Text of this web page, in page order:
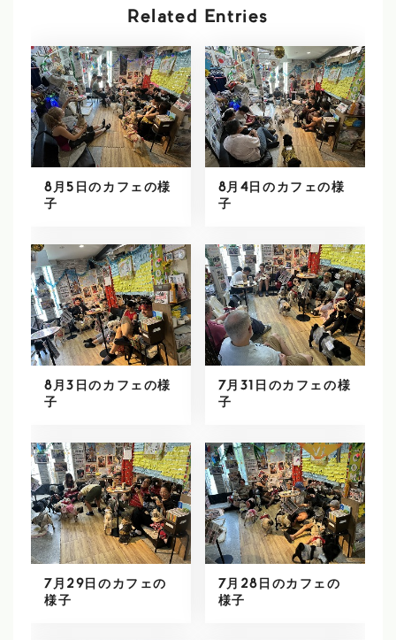
Related Entries
8月5日のカフェの様
子
8月4日のカフェの様
子
8月3日のカフェの様
子
7月31日のカフェの様
子
7月29日のカフェの
様子
7月28日のカフェの
様子